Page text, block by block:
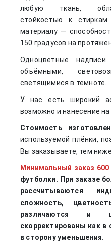
любую ткань,
стойкостью к
материалу —
150 градусов на
Одноцветные
объёмными,
светящимися в темноте.
У нас есть широкий
возможно и нанесение на
Стоимость
используемой плёнки,
Вы заказываете, тем
Минимальный заказ 600
футболки. При заказе
рассчитываются
сложность,
различаются и
скорректированы как в
в сторону уменьшения.